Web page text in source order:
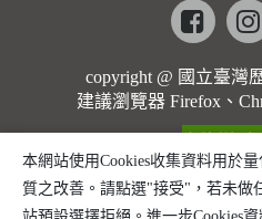
copyright @ 國立臺灣
建議瀏覽器 Firefox、
本網站使用Cookies收集資料用於
質之改善。請點選"接受"，若未做
站預設選擇拒絕。進一步Cookies